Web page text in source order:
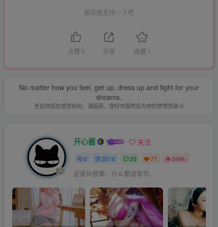
喜欢就支持一下吧
点赞 0 分享 收藏 1
No matter how you feel, get up, dress up and fight for your
dreams.
无论你现在感觉如何，请起床、穿好衣服然后为你的梦想而奋斗
开心酱 关注
0 3510 20 77 59W+
这家伙很懒，什么都没有写...